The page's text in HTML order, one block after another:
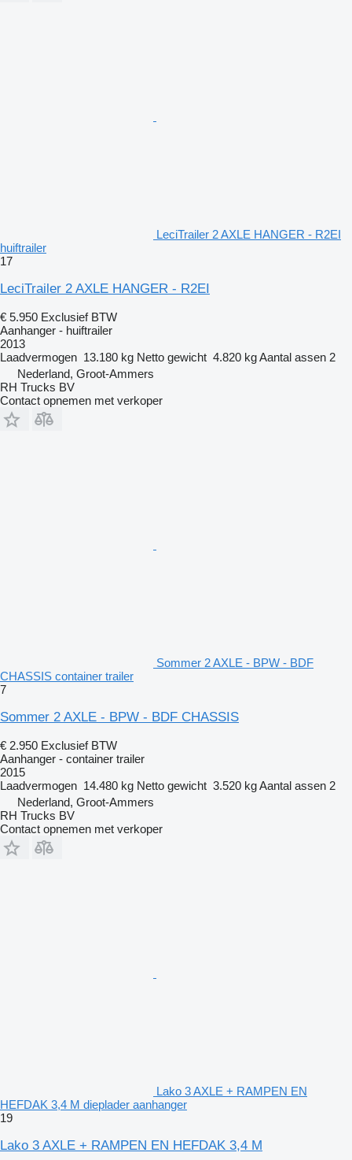
LeciTrailer 2 AXLE HANGER - R2EI
huiftrailer
17
LeciTrailer 2 AXLE HANGER - R2EI
€ 5.950 Exclusief BTW
Aanhanger - huiftrailer
2013
Laadvermogen 13.180 kg Netto gewicht 4.820 kgAantal assen 2
Nederland, Groot-Ammers
RH Trucks BV
Contact opnemen met verkoper
Sommer 2 AXLE - BPW - BDF
CHASSIS container trailer
7
Sommer 2 AXLE - BPW - BDF CHASSIS
€ 2.950 Exclusief BTW
Aanhanger - container trailer
2015
Laadvermogen 14.480 kg Netto gewicht 3.520 kgAantal assen 2
Nederland, Groot-Ammers
RH Trucks BV
Contact opnemen met verkoper
Lako 3 AXLE + RAMPEN EN
HEFDAK 3,4 M dieplader aanhanger
19
Lako 3 AXLE + RAMPEN EN HEFDAK 3,4 M